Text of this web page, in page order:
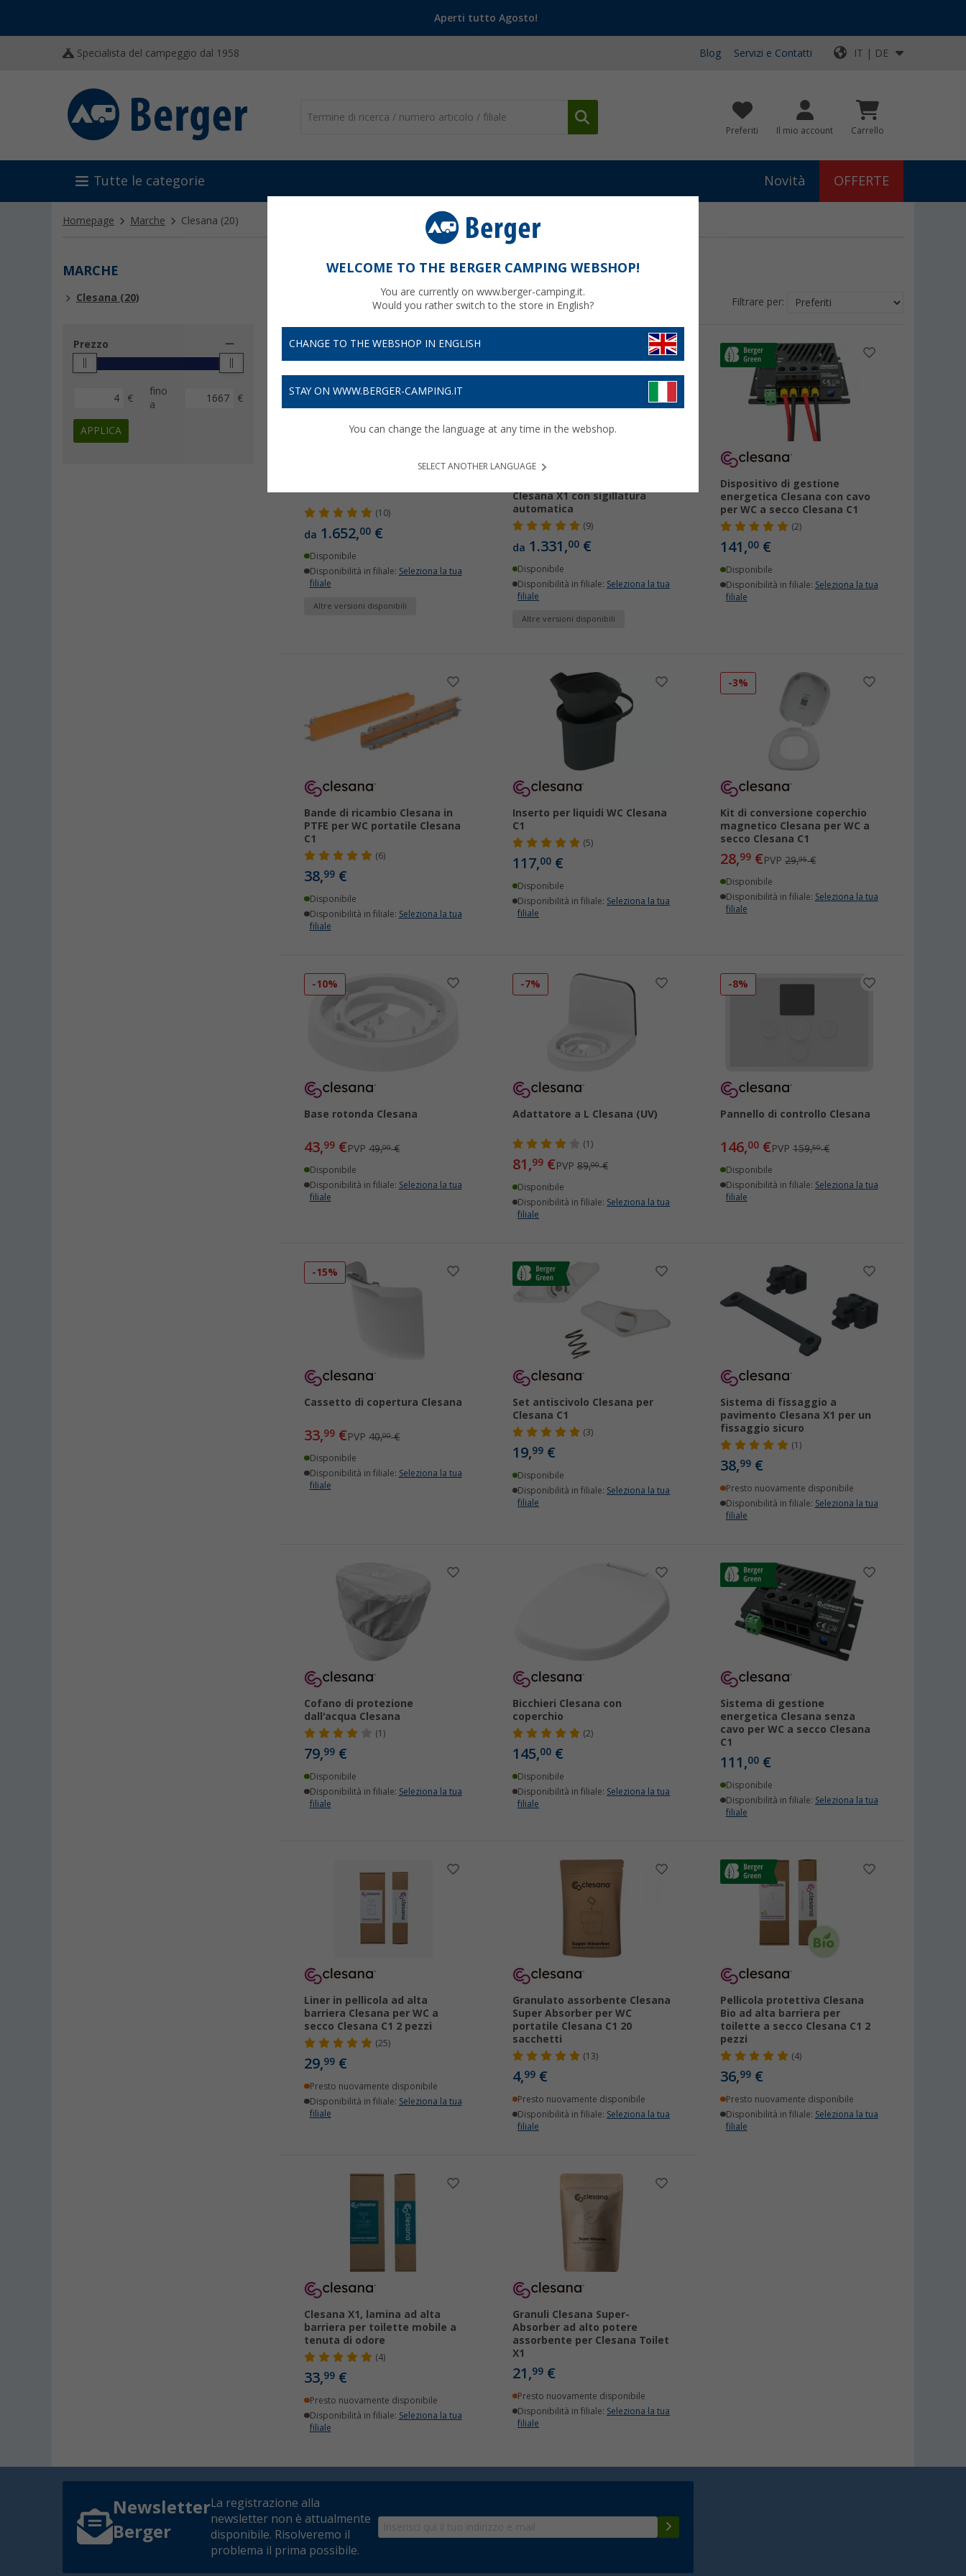
Aperti tutto Agosto!
Specialista del campeggio dal 1958 Blog Servizi e Contatti IT | DE
Preferiti Il mio account Carrello
Tutte le categorie Novità OFFERTE
Homepage Marche Clesana (20)
MARCHE
Clesana (20)
Prezzo
€
fino
a
€
APPLICA
CLESANA
Filtrare per:
(10)
da 1.652,00 €
Disponibile
Disponibilità in filiale: Seleziona la tua
filiale
Altre versioni disponibili
Clesana X1 con sigillatura
automatica
(9)
da 1.331,00€
Disponibile
Disponibilità in filiale: Seleziona la tua
filiale
Altre versioni disponibili
Dispositivo di gestione
energetica Clesana con cavo
per WC a secco Clesana C1
(2)
141,00 €
Disponibile
Disponibilità in filiale: Seleziona la tua
filiale
Bande di ricambio Clesana in
PTFE per WC portatile Clesana
C1
(6)
38,99 €
Disponibile
Disponibilità in filiale: Seleziona la tua
filiale
Inserto per liquidi WC Clesana
C1
(5)
117,00€
Disponibile
Disponibilità in filiale: Seleziona la tua
filiale
-3%
Kit di conversione coperchio
magnetico Clesana per WC a
secco Clesana C1
28,99 €PVP29,95€
Disponibile
Disponibilità in filiale: Seleziona la tua
filiale
-10%
Base rotonda Clesana
43,99 €PVP49,00€
Disponibile
Disponibilità in filiale: Seleziona la tua
filiale
-7%
Adattatore a L Clesana (UV)
(1)
81,99€PVP89,00€
Disponibile
Disponibilità in filiale: Seleziona la tua
filiale
-8%
Pannello di controllo Clesana
146,00 €PVP159,50€
Disponibile
Disponibilità in filiale: Seleziona la tua
filiale
-15%
Cassetto di copertura Clesana
33,99 €PVP40,00€
Disponibile
Disponibilità in filiale: Seleziona la tua
filiale
Set antiscivolo Clesana per
Clesana C1
(3)
19,99€
Disponibile
Disponibilità in filiale: Seleziona la tua
filiale
Sistema di fissaggio a
pavimento Clesana X1 per un
fissaggio sicuro
(1)
38,99 €
Presto nuovamente disponibile
Disponibilità in filiale: Seleziona la tua
filiale
Cofano di protezione
dall'acqua Clesana
(1)
79,99 €
Disponibile
Disponibilità in filiale: Seleziona la tua
filiale
Bicchieri Clesana con
coperchio
(2)
145,00€
Disponibile
Disponibilità in filiale: Seleziona la tua
filiale
Sistema di gestione
energetica Clesana senza
cavo per WC a secco Clesana
C1
111,00 €
Disponibile
Disponibilità in filiale: Seleziona la tua
filiale
Liner in pellicola ad alta
barriera Clesana per WC a
secco Clesana C1 2 pezzi
(25)
29,99 €
Presto nuovamente disponibile
Disponibilità in filiale: Seleziona la tua
filiale
Granulato assorbente Clesana
Super Absorber per WC
portatile Clesana C1 20
sacchetti
(13)
4,99€
Presto nuovamente disponibile
Disponibilità in filiale: Seleziona la tua
filiale
Pellicola protettiva Clesana
Bio ad alta barriera per
toilette a secco Clesana C1 2
pezzi
(4)
36,99 €
Presto nuovamente disponibile
Disponibilità in filiale: Seleziona la tua
filiale
Clesana X1, lamina ad alta
barriera per toilette mobile a
tenuta di odore
(4)
33,99 €
Presto nuovamente disponibile
Disponibilità in filiale: Seleziona la tua
filiale
Granuli Clesana Super-
Absorber ad alto potere
assorbente per Clesana Toilet
X1
21,99€
Presto nuovamente disponibile
Disponibilità in filiale: Seleziona la tua
filiale
Newsletter
Berger
La registrazione alla
newsletter non è attualmente
disponibile. Risolveremo il
problema il prima possibile.
WELCOME TO THE BERGER CAMPING WEBSHOP!
You are currently on www.berger-camping.it.
Would you rather switch to the store in English?
CHANGE TO THE WEBSHOP IN ENGLISH
STAY ON WWW.BERGER-CAMPING.IT
You can change the language at any time in the webshop.
SELECT ANOTHER LANGUAGE